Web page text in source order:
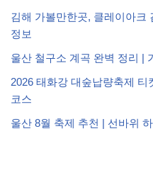
김해 가볼만한곳, 클레이아크
정보
울산 철구소 계곡 완벽 정리 |
2026 태화강 대숲납량축제
코스
울산 8월 축제 추천 | 선바위